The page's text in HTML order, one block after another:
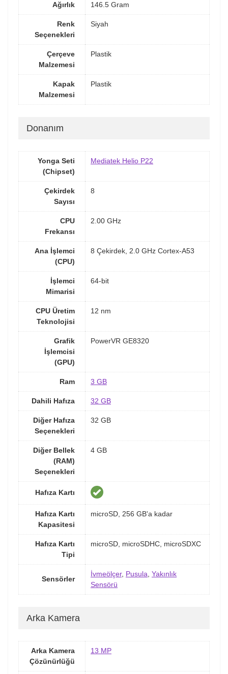
Ağırlık 146.5 Gram
Renk
Seçenekleri
Siyah
Çerçeve
Malzemesi
Plastik
Kapak
Malzemesi
Plastik
Donanım
Yonga Seti
(Chipset)
Mediatek Helio P22
Çekirdek
Sayısı
8
CPU
Frekansı
2.00 GHz
Ana İşlemci
(CPU)
8 Çekirdek, 2.0 GHz Cortex-A53
İşlemci
Mimarisi
64-bit
CPU Üretim
Teknolojisi
12 nm
Grafik
İşlemcisi
(GPU)
PowerVR GE8320
Ram 3 GB
Dahili Hafıza 32 GB
Diğer Hafıza
Seçenekleri
32 GB
Diğer Bellek
(RAM)
Seçenekleri
4 GB
Hafıza Kartı
Hafıza Kartı
Kapasitesi
microSD, 256 GB'a kadar
Hafıza Kartı
Tipi
microSD, microSDHC, microSDXC
Sensörler
İvmeölçer, Pusula, Yakınlık
Sensörü
Arka Kamera
Arka Kamera
Çözünürlüğü
13 MP